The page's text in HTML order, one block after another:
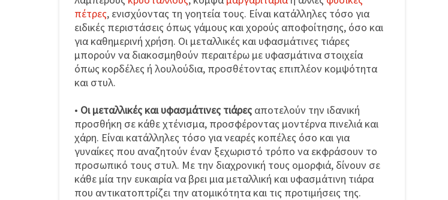
πέτρες, ενισχύοντας τη γοητεία τους. Είναι κατάλληλες τόσο για
ειδικές περιστάσεις όπως γάμους και χορούς αποφοίτησης, όσο και
για καθημερινή χρήση. Οι μεταλλικές και υφασμάτινες τιάρες
μπορούν να διακοσμηθούν περαιτέρω με υφασμάτινα στοιχεία
όπως κορδέλες ή λουλούδια, προσθέτοντας επιπλέον κομψότητα
και στυλ.
• Οι μεταλλικές και υφασμάτινες τιάρεςαποτελούν την ιδανική
προσθήκη σε κάθε χτένισμα, προσφέροντας μοντέρνα πινελιά και
χάρη. Είναι κατάλληλες τόσο για νεαρές κοπέλες όσο και για
γυναίκες που αναζητούν έναν ξεχωριστό τρόπο να εκφράσουν το
προσωπικό τους στυλ. Με την διαχρονική τους ομορφιά, δίνουν σε
κάθε μία την ευκαιρία να βρει μια μεταλλική και υφασμάτινη τιάρα
που αντικατοπτρίζει την ατομικότητα και τις προτιμήσεις της.